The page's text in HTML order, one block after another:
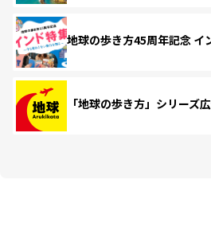
地球の歩き方45周年記念 イ
「地球の歩き方」シリーズ